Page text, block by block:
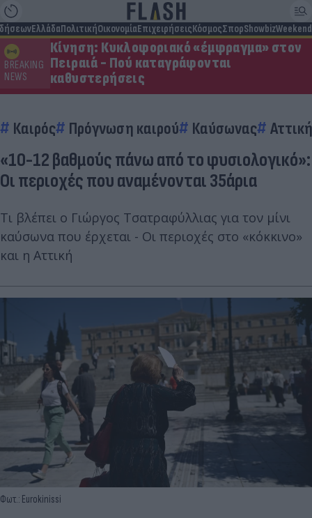
ΕλλάδαΠολιτικήΟικονομίαΕπιχειρήσειςΚόσμοςΣπορShowbizWeekend
BREAKING
NEWS
Κίνηση: Κυκλοφοριακό «έμφραγμα» στον
Πειραιά - Πού καταγράφονται
καθυστερήσεις
Καιρός Πρόγνωση καιρού Καύσωνας Αττική
«10-12 βαθμούς πάνω από το φυσιολογικό»:
Οι περιοχές που αναμένονται 35άρια
Τι βλέπει ο Γιώργος Τσατραφύλλιας για τον μίνι
καύσωνα που έρχεται - Οι περιοχές στο «κόκκινο»
και η Αττική
Φωτ.: Eurokinissi